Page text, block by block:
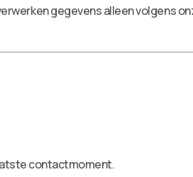
gegevens alleen volgens
contactmoment.